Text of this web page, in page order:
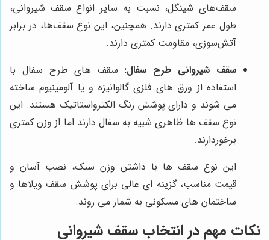
سقف‌های شینگل، نسبت به سایر انواع سقف شیروانی،
طول عمر کمتری دارند. همچنین، این نوع سقف‌ها، در برابر
آتش‌سوزی، مقاومت کمتری دارند.
سقف شیروانی طرح سفال: سقف های طرح سفال با
استفاده از ورق های فلزی گالوانیزه و یا آلومینیوم ساخته
می شوند و دارای پوشش رنگ الکترواستاتیک هستند. این
نوع سقف ها ظاهری شبیه به سفال دارند اما از وزن کمتری
برخوردارند.
این نوع سقف ها با داشتن وزن سبک، نصب آسان و
قیمت مناسب، گزینه ای عالی برای پوشش سقف ویلاها و
ساختمان های مسکونی به شمار می روند.
نکات مهم در انتخاب سقف شیروانی